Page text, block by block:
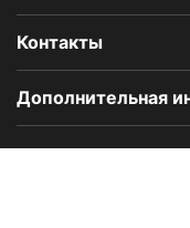
Контакты
Дополнительная